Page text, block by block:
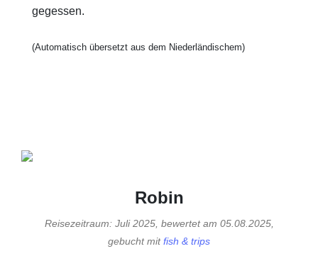
gegessen.
(Automatisch übersetzt aus dem Niederländischem)
Robin
Reisezeitraum: Juli 2025, bewertet am 05.08.2025,
gebucht mitfish & trips